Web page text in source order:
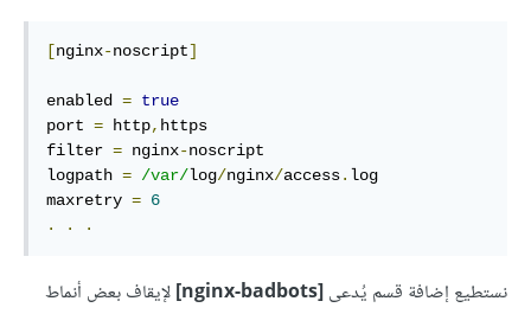
[nginx-noscript]
enabled = true
port = http, https
filter = nginx-noscript
logpath = /var/log/nginx/access. log
maxretry = 6
.
. .
نستطيع إضافة قسم يُدعى[nginx-badbots] لإيقاف بعض أنماط